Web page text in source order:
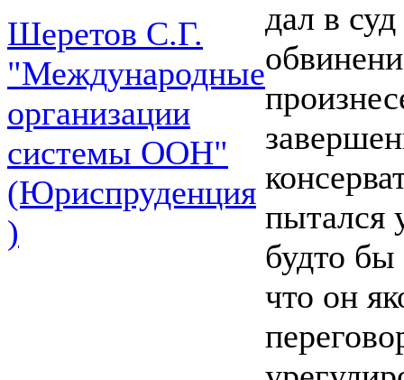
Шеретов С.Г.
"Международные
организации
системы ООН"
(Юриспруденция
)
дал в
пытался
будто бы
что он